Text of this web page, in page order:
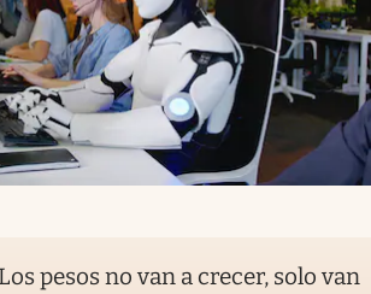
Los pesos no van a crecer, solo van